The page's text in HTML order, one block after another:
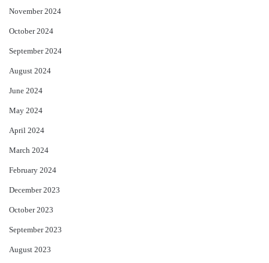
November 2024
October 2024
September 2024
August 2024
June 2024
May 2024
April 2024
March 2024
February 2024
December 2023
October 2023
September 2023
August 2023